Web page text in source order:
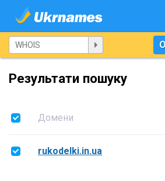
Результати пошуку
Домени
rukodelki.in.ua